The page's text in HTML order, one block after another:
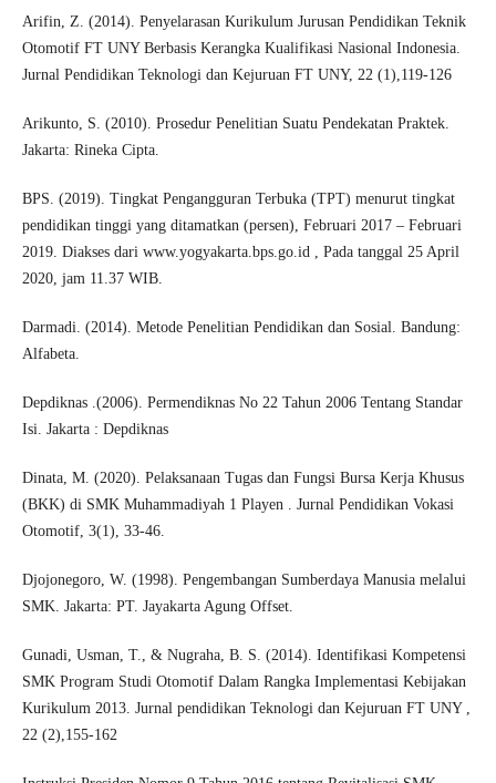
Arifin, Z. (2014). Penyelarasan Kurikulum Jurusan Pendidikan Teknik
Otomotif FT UNY Berbasis Kerangka Kualifikasi Nasional Indonesia.
Jurnal Pendidikan Teknologi dan Kejuruan FT UNY, 22 (1),119-126
Arikunto, S. (2010). Prosedur Penelitian Suatu Pendekatan Praktek.
Jakarta: Rineka Cipta.
BPS. (2019). Tingkat Pengangguran Terbuka (TPT) menurut tingkat
pendidikan tinggi yang ditamatkan (persen), Februari 2017 – Februari
2019. Diakses dari www.yogyakarta.bps.go.id , Pada tanggal 25 April
2020, jam 11.37 WIB.
Darmadi. (2014). Metode Penelitian Pendidikan dan Sosial. Bandung:
Alfabeta.
Depdiknas .(2006). Permendiknas No 22 Tahun 2006 Tentang Standar
Isi. Jakarta : Depdiknas
Dinata, M. (2020). Pelaksanaan Tugas dan Fungsi Bursa Kerja Khusus
(BKK) di SMK Muhammadiyah 1 Playen . Jurnal Pendidikan Vokasi
Otomotif, 3(1), 33-46.
Djojonegoro, W. (1998). Pengembangan Sumberdaya Manusia melalui
SMK. Jakarta: PT. Jayakarta Agung Offset.
Gunadi, Usman, T., & Nugraha, B. S. (2014). Identifikasi Kompetensi
SMK Program Studi Otomotif Dalam Rangka Implementasi Kebijakan
Kurikulum 2013. Jurnal pendidikan Teknologi dan Kejuruan FT UNY ,
22 (2),155-162